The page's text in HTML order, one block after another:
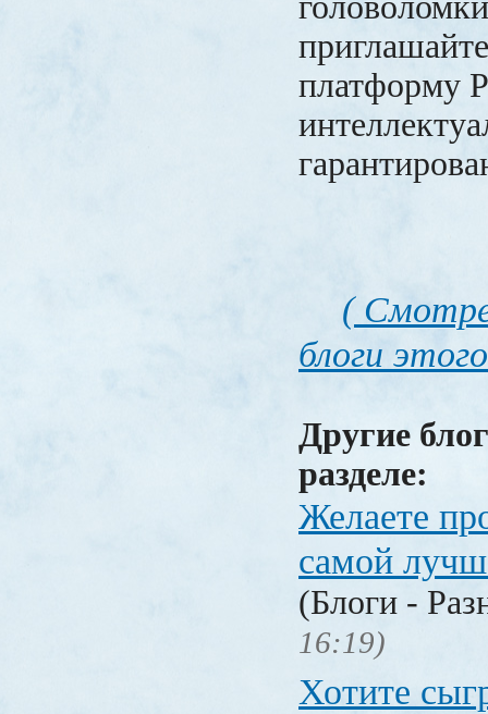
платформу
(
блоги
Другие
разделе:
Желаете
самой
(Блоги -
16:19)
Хотите